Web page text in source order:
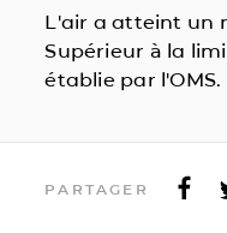
L'air a atteint un
Supérieur à la
établie par l'OMS.
PARTAGER